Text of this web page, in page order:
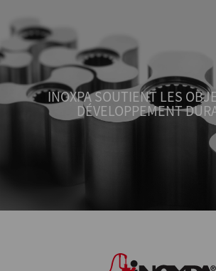
INOXPA SOUTIENT LES
DÉVELOPPEMENT